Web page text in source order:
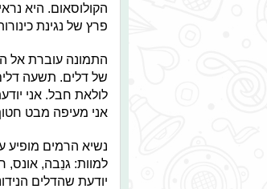
הקולוסאום. היא
פרץ של נגינת
התמונה עוברת אל
של דלים. תשעה
לולאת חבל. אני
אני מעיפה מבט
נשיא הרמים מופיע
למוות: גנֵבה,
יודעת שהדלים